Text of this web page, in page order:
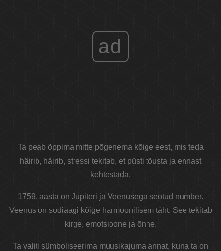
ad
Ta peab õppima mitte põgenema kõige eest, mis teda
häirib, häirib, stressi tekitab, et püsti tõusta ja ennast
kehtestada.
1759. aasta on Jupiteri ja Veenusega seotud number.
Veenus on sodiaagi kõige harmoonilisem täht. See tekitab
kirge, emotsioone ja õnne.
Ta valiti sümboliseerima muusikajumalannat, kuna ta on